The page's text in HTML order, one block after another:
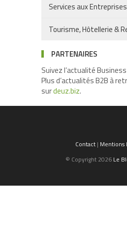
Services aux Entreprises
Tourisme, Hôtellerie &
PARTENAIRES
Suivez l’actualité
Plus d’actualités B2B à
surdeuz.biz.
Contact| Mentions
© Copyright 2026 Le